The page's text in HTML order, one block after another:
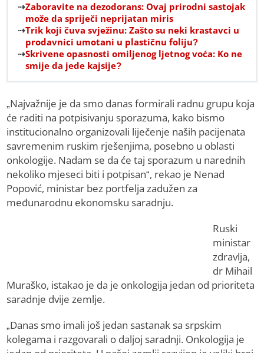
Zaboravite na dezodorans: Ovaj prirodni sastojak
može da spriječi neprijatan miris
Trik koji čuva svježinu: Zašto su neki krastavci u
prodavnici umotani u plastičnu foliju?
Skrivene opasnosti omiljenog ljetnog voća: Ko ne
smije da jede kajsije?
„Najvažnije je da smo danas formirali radnu grupu koja
će raditi na potpisivanju sporazuma, kako bismo
institucionalno organizovali liječenje naših pacijenata
savremenim ruskim rješenjima, posebno u oblasti
onkologije. Nadam se da će taj sporazum u narednih
nekoliko mjeseci biti i potpisan“, rekao je Nenad
Popović, ministar bez portfelja zadužen za
međunarodnu ekonomsku saradnju.
Ruski
ministar
zdravlja,
dr Mihail
Muraško, istakao je da je onkologija jedan od prioriteta
saradnje dvije zemlje.
„Danas smo imali još jedan sastanak sa srpskim
kolegama i razgovarali o daljoj saradnji. Onkologija je